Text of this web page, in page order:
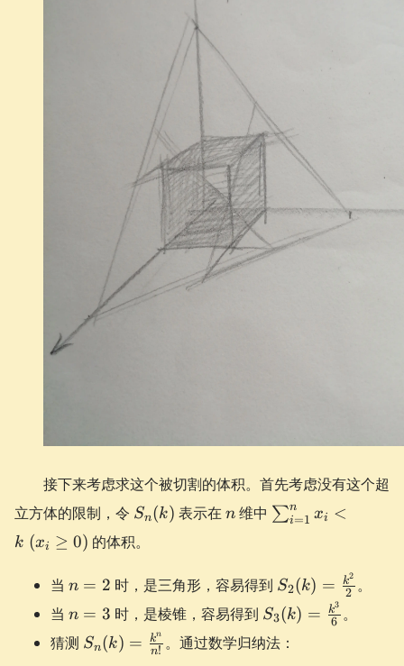
接下来考虑求这个被切割的体积。首先考虑没有这个超
立方体的限制，令 S_{n}
Sn(k) 表示在n
n维中 \sum_{i=1}^{n}
x_{i} < k\
∑i=1
n xi <
k (xi ≥ 0) 的体积。
当 n=2
n = 2 时，是三角形，容易得到 S_{2}
(k)=\frac{k^2}
{2}
S2(k) = 2
k2 。
当 n=3
n = 3 时，是棱锥，容易得到 S_{3}
(k)=\frac{k^3}
{6}
S3(k) = 6
k3 。
猜测 S_{n}
(k)=\frac{k^n}
Sn(k) = n!
kn 。通过数学归纳法：